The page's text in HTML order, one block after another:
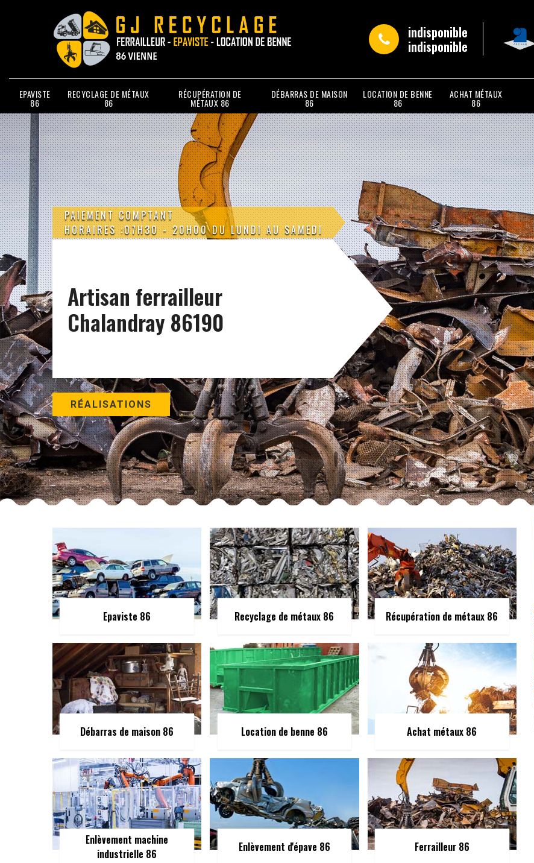
indisponible
indisponible
EPAVISTE
86
RECYCLAGE DE MÉTAUX
86
RÉCUPÉRATION DE
MÉTAUX 86
DÉBARRAS DE MAISON
86
LOCATION DE BENNE
86
ACHAT MÉTAUX
86
PAIEMENT COMPTANT
HORAIRES :07H30 - 20H00 DU LUNDI AU SAMEDI
Artisan ferrailleur
Chalandray 86190
RÉALISATIONS
Epaviste 86 Recyclage de métaux 86 Récupération de métaux 86
Débarras de maison 86 Location de benne 86 Achat métaux 86
Enlèvement machine
industrielle 86
Enlèvement d'épave 86 Ferrailleur 86